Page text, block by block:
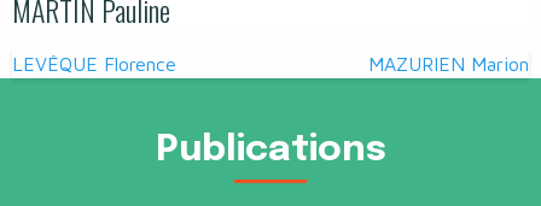
MARTIN Pauline
Navigation
LEVÊQUE Florence MAZURIEN Marion
Publications